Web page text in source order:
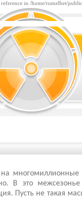
reference in /home/rumelbet/
многомиллионные
В это
Пусть не такая